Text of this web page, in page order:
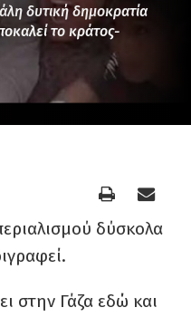
δυτική δημοκρατία
το κράτος-
δύσκολα
στην Γάζα εδώ και